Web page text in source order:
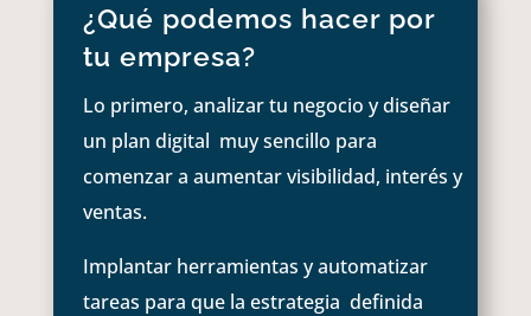
¿Qué podemos hacer por
tu empresa?
Lo primero, analizar tu negocio y diseñar
un plan digital muy sencillo para
comenzar a aumentar visibilidad, interés y
ventas.
Implantar herramientas y automatizar
tareas para que la estrategia definida